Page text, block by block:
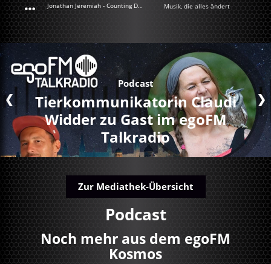
Jonathan Jeremiah - Counting Down The Days Musik, die alles ändert
Podcast
Tierkommunikatorin Claudi
Widder zu Gast im egoFM
Talkradio
Zur Mediathek-Übersicht
Podcast
Noch mehr aus dem egoFM
Kosmos